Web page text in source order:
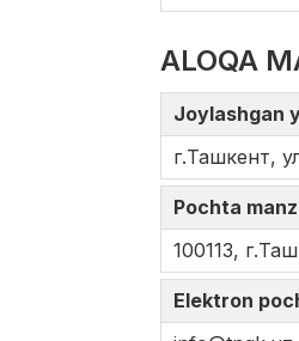
ALOQA
Joylashgan
г.Ташкент,
Pochta
100113,
Elektron